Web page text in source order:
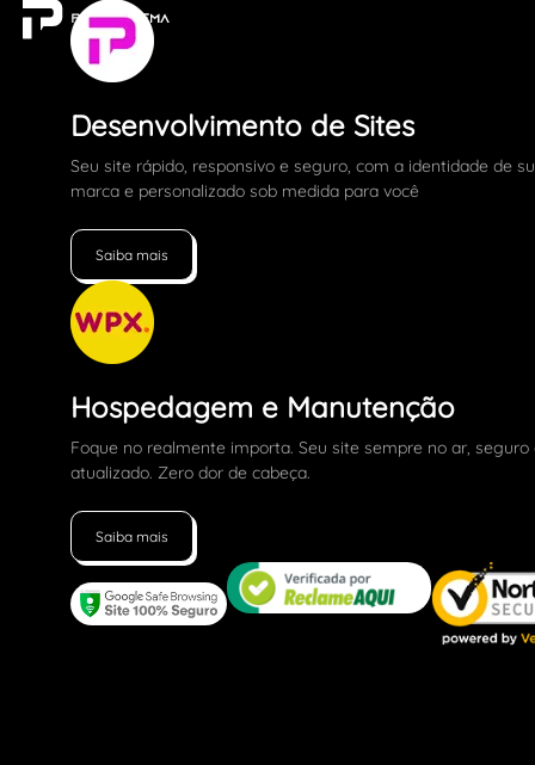
Desenvolvimento de Sites
Seu site rápido, responsivo e seguro, com a identidade de
marca e personalizado sob medida para você
Saiba mais
Hospedagem e Manutenção
Foque no realmente importa. Seu site sempre no ar, seguro
atualizado. Zero dor de cabeça.
Saiba mais